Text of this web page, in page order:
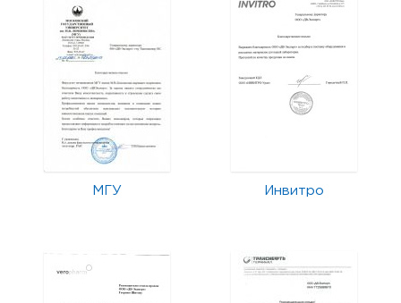
МГУ Инвитро